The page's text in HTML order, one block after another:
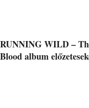
RUNNING WILD –
Blood album